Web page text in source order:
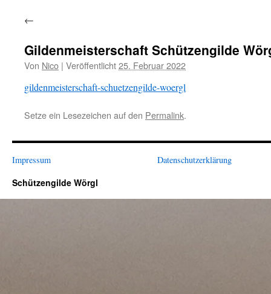
←
Gildenmeisterschaft Schützengilde
Von Nico | Veröffentlicht25. Februar 2022
gildenmeisterschaft-schuetzengilde-woergl
Setze ein Lesezeichen auf den Permalink.
Impressum Datenschutzerklärung
Schützengilde Wörgl